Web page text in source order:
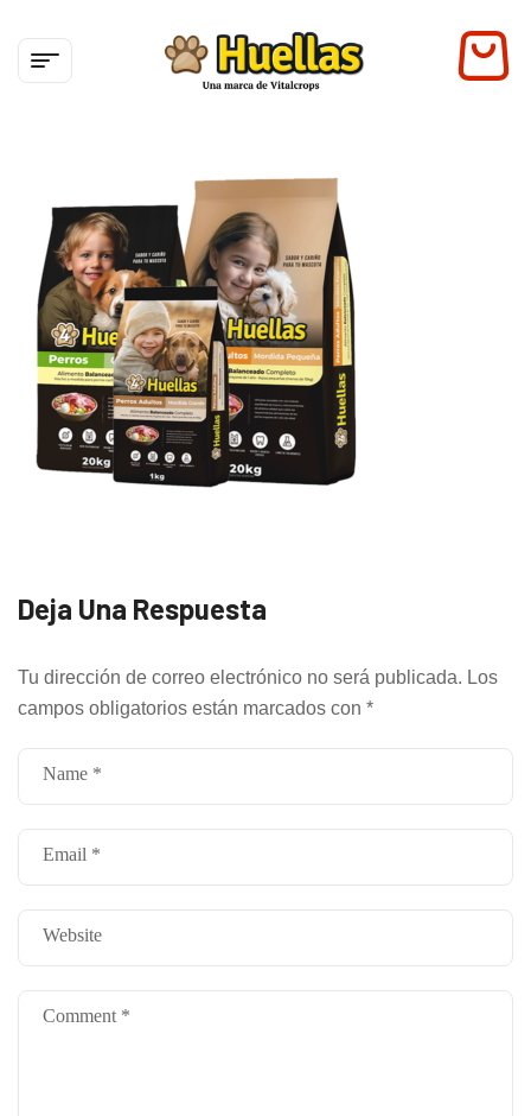
Deja Una Respuesta
Tu dirección de correo electrónico no será publicada. Los
campos obligatorios están marcados con *